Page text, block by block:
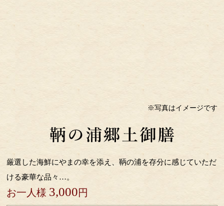
※写真はイメージです
厳選した海鮮にやまの幸を添え、鞆の浦を存分に感じていただ
ける豪華な品々…。
お一人様 3,000円